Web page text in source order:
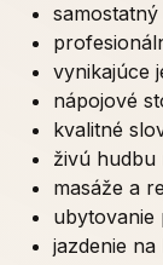
vynikajúce
nápojové
kvalitné
živú hudbu
masáže a
ubytovanie
jazdenie